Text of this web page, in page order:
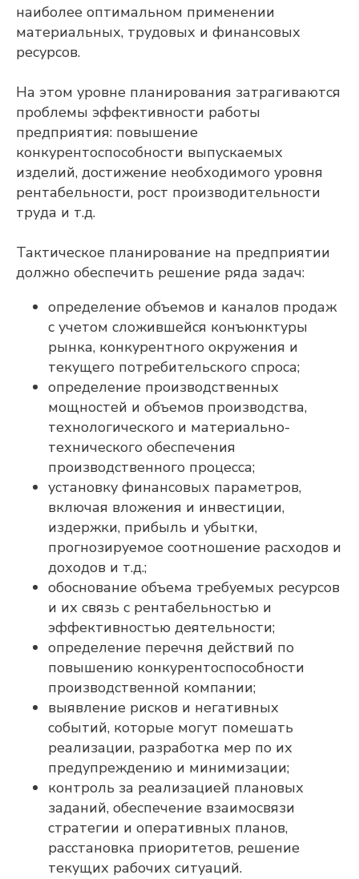
наиболее оптимальном применении
материальных, трудовых и финансовых
ресурсов.
На этом уровне планирования затрагиваются
проблемы эффективности работы
предприятия: повышение
конкурентоспособности выпускаемых
изделий, достижение необходимого уровня
рентабельности, рост производительности
труда и т.д.
Тактическое планирование на предприятии
должно обеспечить решение ряда задач:
определение объемов и каналов продаж
с учетом сложившейся конъюнктуры
рынка, конкурентного окружения и
текущего потребительского спроса;
определение производственных
мощностей и объемов производства,
технологического и материально-
технического обеспечения
производственного процесса;
установку финансовых параметров,
включая вложения и инвестиции,
издержки, прибыль и убытки,
прогнозируемое соотношение расходов и
доходов и т.д.;
обоснование объема требуемых ресурсов
и их связь с рентабельностью и
эффективностью деятельности;
определение перечня действий по
повышению конкурентоспособности
производственной компании;
выявление рисков и негативных
событий, которые могут помешать
реализации, разработка мер по их
предупреждению и минимизации;
контроль за реализацией плановых
заданий, обеспечение взаимосвязи
стратегии и оперативных планов,
расстановка приоритетов, решение
текущих рабочих ситуаций.